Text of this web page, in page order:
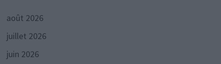
août 2026
juillet 2026
juin 2026